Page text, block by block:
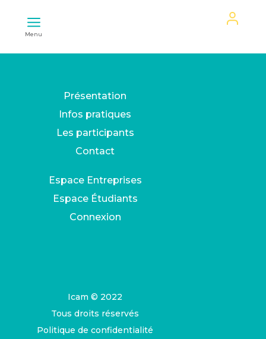
Menu
Présentation
Infos pratiques
Les participants
Contact
Espace Entreprises
Espace Étudiants
Connexion
Icam © 2022
Tous droits réservés
Politique de confidentialité